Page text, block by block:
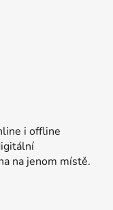
i offline
na jenom místě.